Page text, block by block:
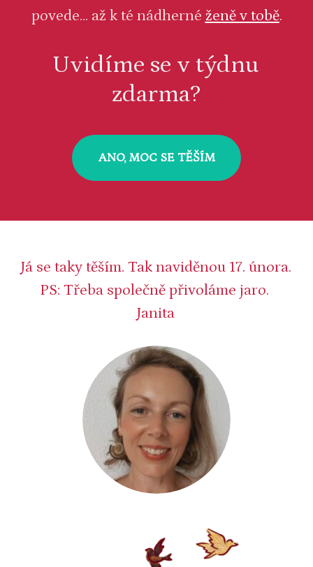
povede... až k té nádherné ženě v tobě.
Uvidíme se v týdnu
zdarma?
ANO, MOC SE TĚŠÍM
Já se taky těším. Tak naviděnou 17. února.
PS: Třeba společně přivoláme jaro.
Janita